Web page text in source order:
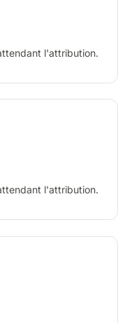
l'attribution.
l'attribution.